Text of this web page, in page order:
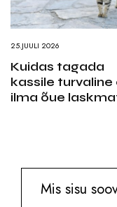
25.JUULI 2026
Kuidas tagada
kassile turvaline
ilma õue
Mis sisu